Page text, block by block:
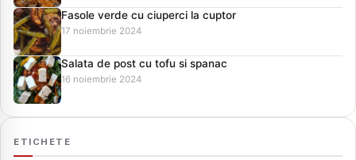
Fasole verde cu ciuperci la cuptor
17 noiembrie 2024
Salata de post cu tofu si spanac
16 noiembrie 2024
ETICHETE